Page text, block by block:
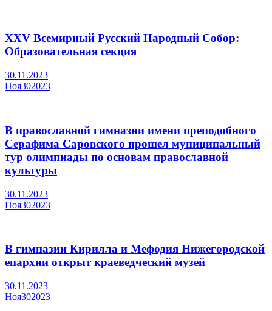
XXV Всемирный Русский Народный Собор:
Образовательная секция
30.11.2023
Ноя302023
В православной гимназии имени преподобного
Серафима Саровского прошел муниципальный
тур олимпиады по основам православной
культуры
30.11.2023
Ноя302023
В гимназии Кирилла и Мефодия Нижегородской
епархии открыт краеведческий музей
30.11.2023
Ноя302023